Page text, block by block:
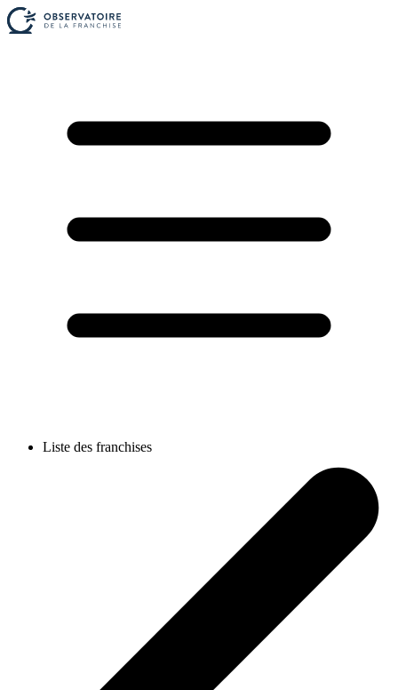
Liste des franchises